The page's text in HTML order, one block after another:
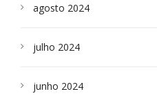
agosto 2024
julho 2024
junho 2024